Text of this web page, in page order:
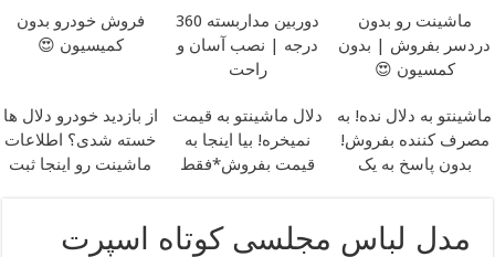
ماشینت رو بدون
دردسر بفروش | بدون
کمسیون 😍
دوربین مداربسته 360
درجه | نصب آسان و
راحت
فروش خودرو بدون
کمیسیون 😍
ماشینتو به دلال نده! به
مصرف کننده بفروش!
بدون پاسخ به یک
دلال ماشینتو به قیمت
نمیخره! بیا اینجا به
قیمت بفروش*فقط
از بازدید خودرو دلال ها
خسته شدی؟ اطلاعات
ماشینت رو اینجا ثبت
مدل لباس مجلسی کوتاه اسپرت